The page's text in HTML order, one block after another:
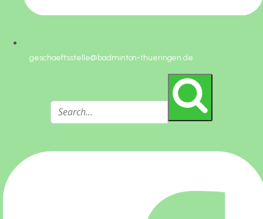
geschaeftsstelle@badminton-thueringen.de